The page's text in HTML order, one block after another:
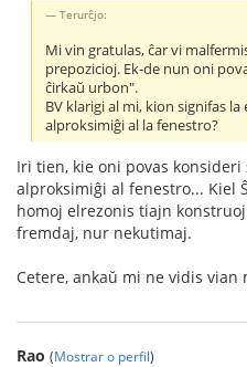
Terurĉjo:
Mi vin gratulas, ĉar vi
prepozicioj. Ek-de nun oni
ĉirkaŭ urbon".
BV klarigi al mi, kion signifas
alproksimiĝi al la fenestro?
Iri tien, kie oni povas konsideri
alproksimiĝi al fenestro... Kiel
homoj elrezonis tiajn
fremdaj, nur nekutimaj.
Cetere, ankaŭ mi ne vidis
Rao (Mostrar o perfil)